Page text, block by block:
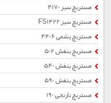
مستربچ سبز 4170
مستربچ سبز FS1422
مستربچ یشمی 4406
مستربچ بنفش 502
مستربچ بنفش 540
مستربچ بنفش 590
مستربچ نارنجی 190